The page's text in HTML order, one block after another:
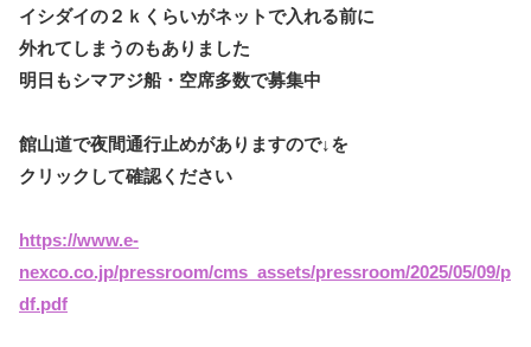
イシダイの２ｋくらいがネットで入れる前に
外れてしまうのもありました
明日もシマアジ船・空席多数で募集中
館山道で夜間通行止めがありますので↓を
クリックして確認ください
https://www.e-
nexco.co.jp/pressroom/cms_assets/pressroom/2025/05/09/p
df.pdf